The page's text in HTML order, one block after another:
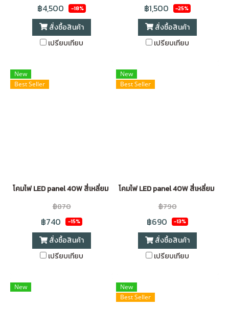
฿4,500 -18%
สั่งซื้อสินค้า
เปรียบเทียบ
฿1,500 -25%
สั่งซื้อสินค้า
เปรียบเทียบ
New
Best Seller
โคมไฟ LED panel 40W สี่เหลี่ยม ฝังฝ้า ขอบขาว (30*120cm)
฿870
฿740 -15%
สั่งซื้อสินค้า
เปรียบเทียบ
New
Best Seller
โคมไฟ LED panel 40W สี่เหลี่ยม ฝั
฿790
฿690 -13%
สั่งซื้อสินค้า
เปรียบเทียบ
New
New
Best Seller